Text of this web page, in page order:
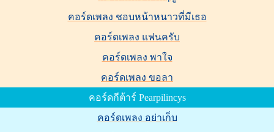
คอร์ดเพลง ชอบหน้าหนาวที่มีเธอ
คอร์ดเพลง แฟนครับ
คอร์ดเพลง พาใจ
คอร์ดเพลง ขอลา
คอร์ดกีต้าร์ Pearpilincys
คอร์ดเพลง อย่าเก็บ